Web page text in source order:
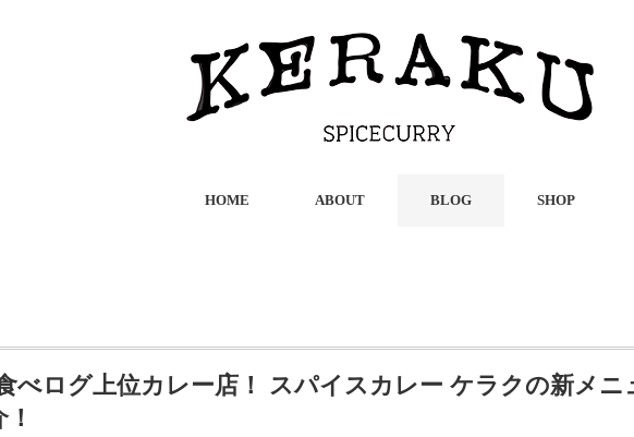
HOME ABOUT BLOG SHOP
べログ上位カレー店！ スパイスカレー ケラクの新メ